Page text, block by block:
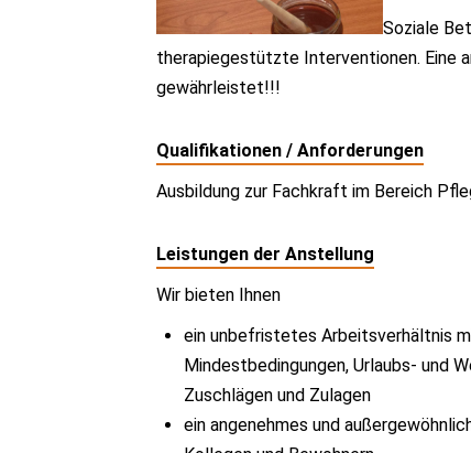
Soziale
therapiegestützte Interventionen. Eine
gewährleistet!!!
Qualifikationen / Anforderungen
Ausbildung zur Fachkraft im Bereich
Leistungen der Anstellung
Wir bieten Ihnen
ein unbefristetes Arbeitsverhältnis
Mindestbedingungen, Urlaubs- und
Zuschlägen und Zulagen
ein angenehmes und